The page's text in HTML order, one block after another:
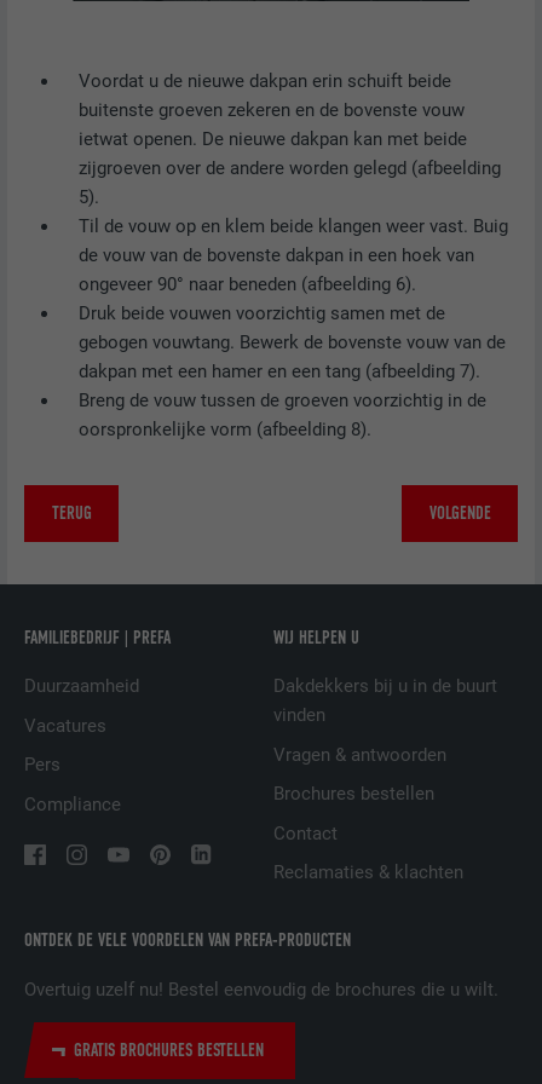
Voordat u de nieuwe dakpan erin schuift beide
buitenste groeven zekeren en de bovenste vouw
ietwat openen. De nieuwe dakpan kan met beide
zijgroeven over de andere worden gelegd (afbeelding
5).
Til de vouw op en klem beide klangen weer vast. Buig
de vouw van de bovenste dakpan in een hoek van
ongeveer 90° naar beneden (afbeelding 6).
Druk beide vouwen voorzichtig samen met de
gebogen vouwtang. Bewerk de bovenste vouw van de
dakpan met een hamer en een tang (afbeelding 7).
Breng de vouw tussen de groeven voorzichtig in de
oorspronkelijke vorm (afbeelding 8).
TERUG VOLGENDE
ONTDEK DE VELE VOORDELEN VAN PREFA-PRODUCTEN
Overtuig uzelf nu! Bestel eenvoudig de brochures die u wilt.
GRATIS BROCHURES BESTELLEN
FAMILIEBEDRIJF | PREFA
Duurzaamheid
Vacatures
Pers
Compliance
WIJ HELPEN U
Dakdekkers bij u in de buurt
vinden
Vragen & antwoorden
Brochures bestellen
Contact
Reclamaties & klachten
DOEL
NAAM
Google Universal Analytics
VERVALTIJD
DOEL
Registreert een eenduidige ID, die gebruikt
wordt om statistische gegevens te
genereren m.b.t. het gebruik van de
website door de bezoeker.
NAAM _gaexp
DOEL
Wordt bij wijze van test geplaatst om te
van cookies toestaat. Bevat geen
andere informatie worden opgeslagen, in
worden weergegeven (bijv. 10 of 20) en of
het Google SafeSearch-filter geactiveerd
moet zijn.
NAAM lang
AANBIEDER ads.linkedin.com
VERVALTIJD
DOEL
Slaat de door de gebruiker geselecteerde
taalversie van een website op.
DOEL
website een ingebed "Volg ons"-venster
NAAM
AANBIEDER LinkedIn
DOEL
LinkedIn voor het volgen van het gebruik